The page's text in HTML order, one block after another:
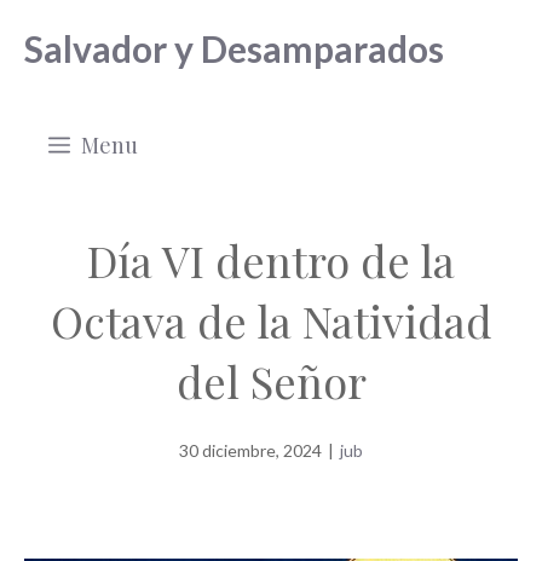
Salvador y Desamparados
Menu
Día VI dentro de la
Octava de la Natividad
del Señor
30 diciembre, 2024 | jub